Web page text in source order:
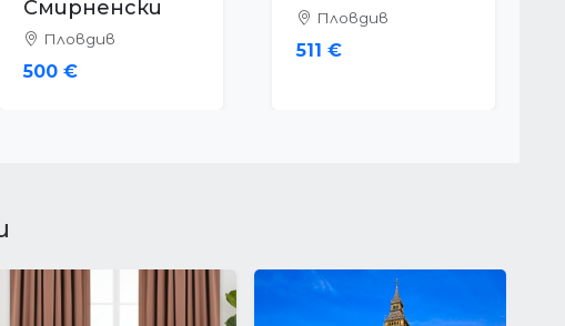
Пловдив
350 €
Пловдив
800 €